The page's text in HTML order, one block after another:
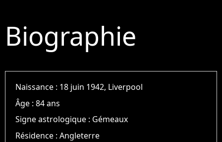
Biographie
Naissance : 18 juin 1942, Liverpool
Âge :84 ans
Signe astrologique : Gémeaux
Résidence :Angleterre